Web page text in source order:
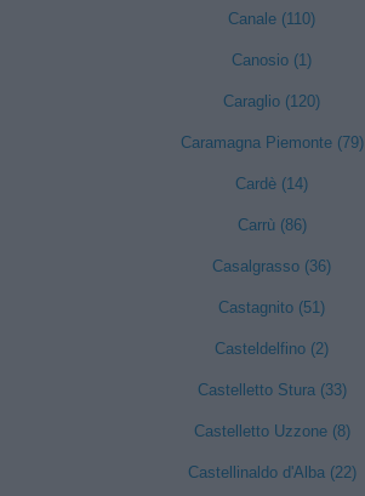
Canale (110)
Canosio (1)
Caraglio (120)
Caramagna Piemonte (79)
Cardè (14)
Carrù (86)
Casalgrasso (36)
Castagnito (51)
Casteldelfino (2)
Castelletto Stura (33)
Castelletto Uzzone (8)
Castellinaldo d'Alba (22)